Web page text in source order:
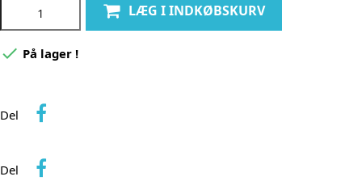
LÆG I INDKØBSKURV
 På lager !
Del
Del